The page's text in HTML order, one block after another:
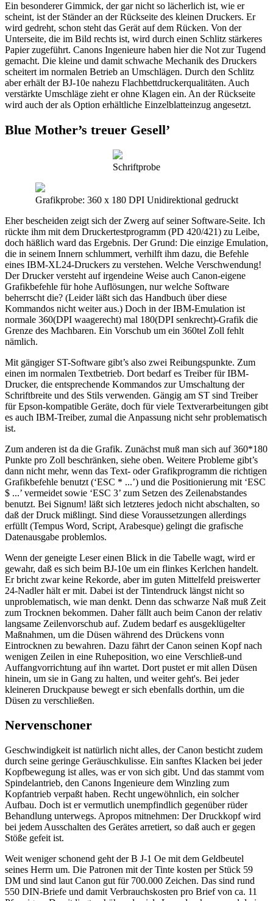
Ein besonderer Gimmick, der gar nicht so lächerlich ist, wie er
scheint, ist der Ständer an der Rückseite des kleinen Druckers. Er
wird gedreht, schon steht das Gerät auf dem Rücken. Von der
Unterseite, die im Bild rechts ist, wird durch einen Schlitz stärkeres
Papier zugeführt. Canons Ingenieure haben hier die Not zur Tugend
gemacht. Die kleine und damit schwache Mechanik des Druckers
scheitert im normalen Betrieb an Umschlägen. Durch den Schlitz
aber erhält der BJ-10e nahezu Flachbettdruckerqualitäten. Auch
verstärkte Umschläge zieht er ohne Klagen ein. An der Rückseite
wird auch der als Option erhältliche Einzelblatteinzug angesetzt.
Blue Mother’s treuer Gesell’
Schriftprobe
Grafikprobe: 360 x 180 DPI Unidirektional gedruckt
Eher bescheiden zeigt sich der Zwerg auf seiner Software-Seite. Ich
rückte ihm mit dem Druckertestprogramm (PD 420/421) zu Leibe,
doch häßlich ward das Ergebnis. Der Grund: Die einzige Emulation,
die in seinem Innern schlummert, verhilft ihm dazu, die Befehle
eines IBM-XL24-Druckers zu verstehen. Welche Verschwendung!
Der Drucker versteht auf irgendeine Weise auch Canon-eigene
Grafikbefehle für hohe Auflösungen, nur welche Software
beherrscht die? (Leider läßt sich das Handbuch über diese
Kommandos nicht weiter aus.) Doch in der IBM-Emulation ist
normale 360(DPI waagerecht) mal 180(DPI senkrecht)-Grafik die
Grenze des Machbaren. Ein Vorschub um ein 360tel Zoll fehlt
nämlich.
Mit gängiger ST-Software gibt’s also zwei Reibungspunkte. Zum
einen im normalen Textbetrieb. Dort bedarf es Treiber für IBM-
Drucker, die entsprechende Kommandos zur Umschaltung der
Schriftbreite und des Stils verwenden. Gängig am ST sind Treiber
für Epson-kompatible Geräte, doch für viele Textverarbeitungen gibt
es auch IBM-Treiber, zumal die Anpassung nicht sehr problematisch
ist.
Zum anderen ist da die Grafik. Zunächst muß man sich auf 360*180
Punkte pro Zoll beschränken, siehe oben. Weitere Probleme gibt’s
dann nicht mehr, wenn das Text- oder Grafikprogramm die richtigen
Grafikbefehle benutzt (‘ESC * ...’) und die Positionierung mit ‘ESC
$ ...’ vermeidet sowie ‘ESC 3’ zum Setzen des Zeilenabstandes
benutzt. Bei Signum! läßt sich letzteres jedoch nicht abschalten, so
daß der Druck mißlingt. Sind diese Voraussetzungen allerdings
erfüllt (Tempus Word, Script, Arabesque) gelingt die grafische
Datenausgabe problemlos.
Wenn der geneigte Leser einen Blick in die Tabelle wagt, wird er
gewahr, daß es sich beim BJ-10e um ein flinkes Kerlchen handelt.
Er bricht zwar keine Rekorde, aber im guten Mittelfeld preiswerter
24-Nadler hält er mit. Dabei ist der Tintendruck längst nicht so
unproblematisch, wie man denkt. Denn das schwarze Naß muß Zeit
zum Trocknen bekommen. Daher fällt auch beim Canon der relativ
langsame Zeilenvorschub auf. Zudem bedarf es ausgeklügelter
Maßnahmen, um die Düsen während des Drückens vonn
Eintrocknen zu bewahren. Dazu fährt der Canon seinen Kopf nach
wenigen Zeilen in eine Ruheposition, wo eine Verschließ-und
Auffangvorrichtung auf ihn wartet. Dort pustet er mit allen Düsen
hinein, um sie in Gang zu halten, und weiter geht's. Bei jeder
kleineren Druckpause bewegt er sich ebenfalls dorthin, um die
Düsen zu verschließen.
Nervenschoner
Geschwindigkeit ist natürlich nicht alles, der Canon besticht zudem
durch seine geringe Geräuschkulisse. Ein sanftes Klacken bei jeder
Kopfbewegung ist alles, was er von sich gibt. Und das stammt vom
Spindelantrieb, den Canons Ingenieure dem Winzling zum
Kopfantrieb verpaßt haben. Recht ungewöhnlich, ein solcher
Aufbau. Doch ist er vermutlich unempfindlich gegenüber rüder
Behandlung unterwegs. Apropos mitnehmen: Der Druckkopf wird
bei jedem Ausschalten des Gerätes arretiert, so daß auch er gegen
Stöße gefeit ist.
Weit weniger schonend geht der B J-1 Oe mit dem Geldbeutel
seines Herrn um. Die Patronen mit der Tinte kosten per Stück 59
DM und sind laut Canon gut für 700.000 Zeichen. Das sind rund
550 DIN-Briefe und damit Verbrauchskosten pro Brief von ca. 11